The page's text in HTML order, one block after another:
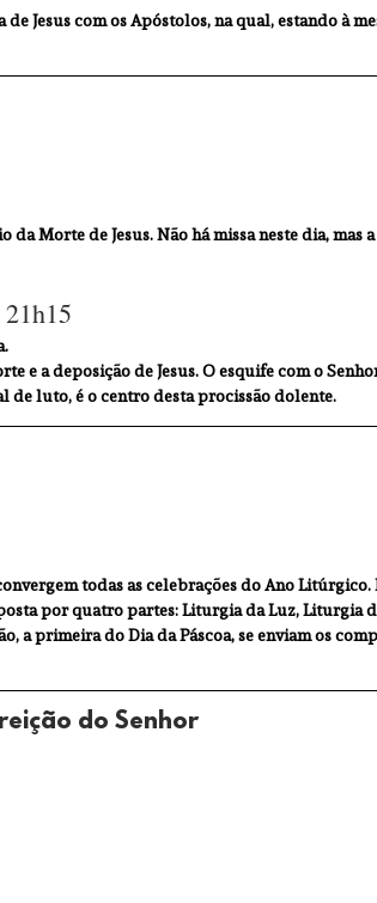
Jesus com os Apóstolos, na qual, estando à
Morte de Jesus. Não há missa neste dia, mas
e a deposição de Jesus. O esquife com o
de luto, é o centro desta procissão dolente.
todas as celebrações do Ano Litúrgico.
por quatro partes: Liturgia da Luz, Liturgia
a primeira do Dia da Páscoa, se enviam os
do Senhor